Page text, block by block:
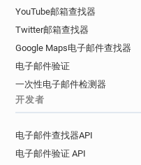
YouTube邮箱查找器
Twitter邮箱查找器
Google Maps电子邮件查找器
电子邮件验证
一次性电子邮件检测器
开发者
电子邮件查找器API
电子邮件验证 API